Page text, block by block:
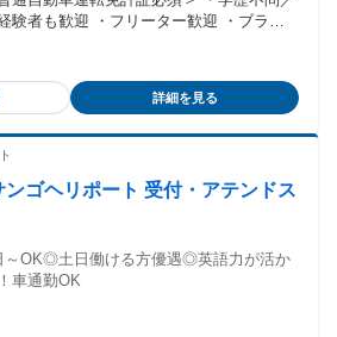
験者も歓迎 ・フリーター歓迎 ・ブラン
者の方 ・宅配やデリバリーの 経験者
方歓迎＞
方 ・高収入を目指している方 ・ガッツリ
・アパレル販売 ・データ入力 ・経理・
タッフ ・倉庫内作業員 ・受付 ・コール
らの 転職者大歓迎です。 ※糸満市
、
ドライバー、 宅配ドライバー、ヤマト配
リバリー、 個人事業主、業務委託、 配
詳細を見る
ゴヘリポート 受付・アテンドス
～OK◎土日働ける方優遇◎英語力が活か
車通勤OK